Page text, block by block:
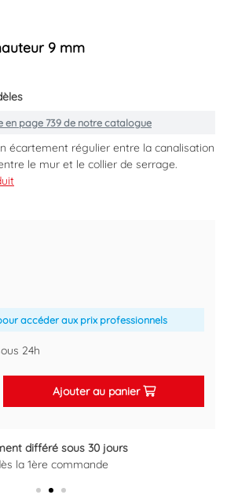
9 mm
en page 739de notre catalogue
écartement régulier entre la canalisation
le mur et le collier de serrage.
accéder aux prix professionnels
24h
Ajouter au panier
différé sous 30 jours
la 1ère commande
gratuit sous 14 jours
d'informations ici